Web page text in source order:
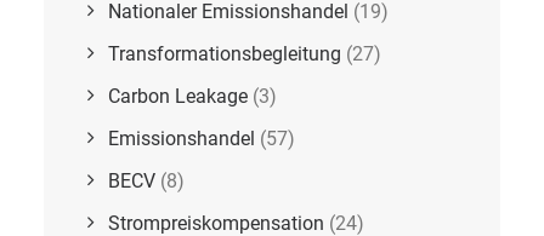
Nationaler Emissionshandel (19)
Transformationsbegleitung (27)
Carbon Leakage (3)
Emissionshandel (57)
BECV (8)
Strompreiskompensation (24)